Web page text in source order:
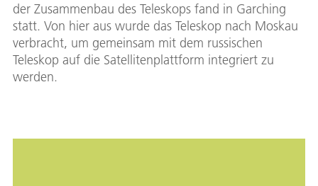
der Zusammenbau des Teleskops fand in Garching
statt. Von hier aus wurde das Teleskop nach Moskau
verbracht, um gemeinsam mit dem russischen
Teleskop auf die Satellitenplattform integriert zu
werden.